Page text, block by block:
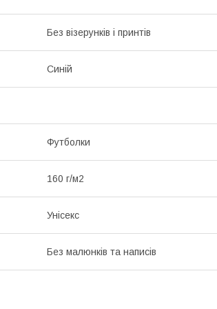
Без візерунків і принтів
Синій
Футболки
160 г/м2
Унісекс
Без малюнків та написів